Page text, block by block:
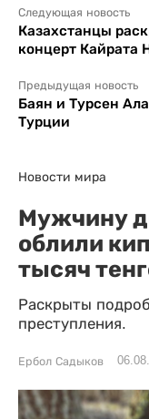
Следующая новость
Казахстанцы
концерт Кайрата
Предыдущая новость
Баян и Турсен
Турции
Новости мира
Мужчину
облили
тысяч
Раскрыты
преступления.
Ербол Садыков